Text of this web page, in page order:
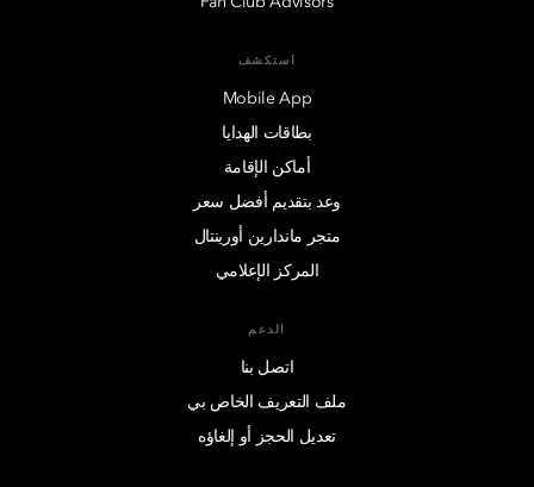
استكشف
Mobile App
بطاقات الهدايا
أماكن الإقامة
وعد بتقديم أفضل سعر
متجر ماندارين أورينتال
المركز الإعلامي
الدعم
اتصل بنا
ملف التعريف الخاص بي
تعديل الحجز أو إلغاؤه